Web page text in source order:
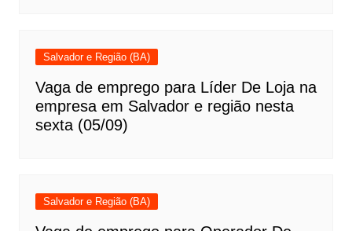
Salvador e Região (BA)
Vaga de emprego para Líder De Loja na
empresa em Salvador e região nesta
sexta (05/09)
Salvador e Região (BA)